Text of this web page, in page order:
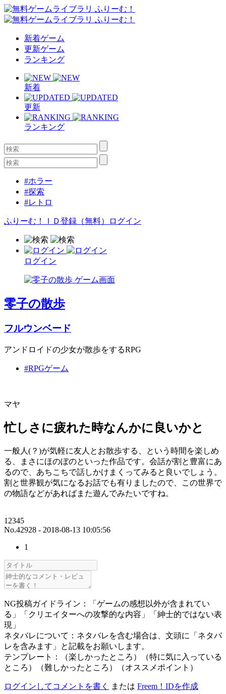
新着ゲーム
更新ゲーム
ランキング
新着
更新
ランキング
#ホラー
#探索
#レトロ
ふりーむ！ＩＤ登録（無料） ログイン
ログイン
零子の散歩
フルウンベード
アンドロイドの少女が散歩をするRPG
#RPGゲーム
マヤ
忙しさに疲れた時なんかに良いかと
一般人(？)が気軽に友人とお散歩する、という時間を楽しめ
る、まさにほのぼのといった作品です。会話が割と豊富にあ
るので、あちこちで話しかけまくってみると良いでしょう。
割と世界観が気になるお話でも有りましたので、この世界で
の物語などがあればまた遊んでみたいですね。
12345
No.42928 - 2018-08-13 10:05:56
1
NG投稿ガイドライン：「ゲームの感想以外が含まれてい
る」「クリエイターへの攻撃的な内容」「紳士的ではない表
現」
ネタバレについて：ネタバレを含む場合は、文頭に「ネタバ
レを含みます」と記載をお願いします。
テンプレート：（楽しかったところ）（特に気に入っている
ところ）（難しかったところ）（オススメポイント）
ログインしてコメントを書く または Freem！IDを作成